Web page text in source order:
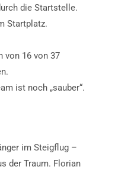
die Startstelle.
Startplatz.
von 16 von 37
ist noch „sauber“.
im Steigflug –
der Traum. Florian